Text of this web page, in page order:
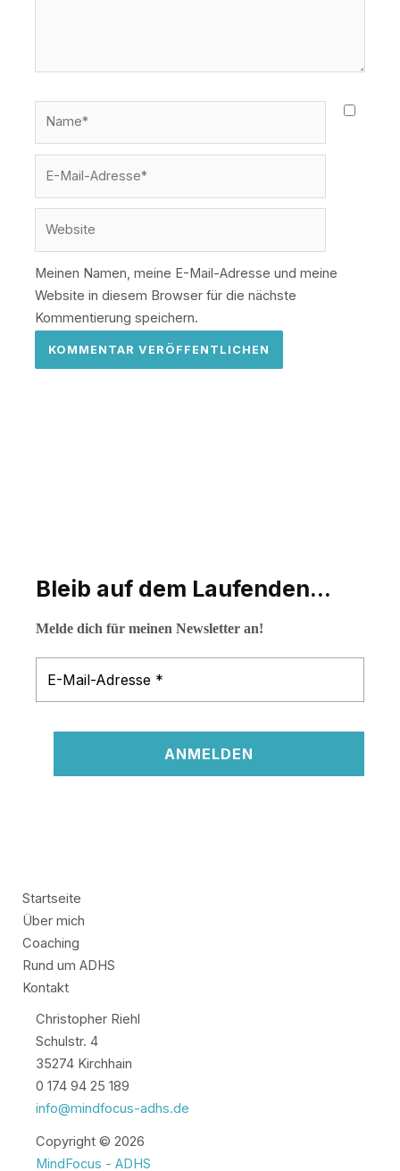
Adresse*
Meinen Namen, meine E-Mail-Adresse und meine
Website in diesem Browser für die nächste
Kommentierung speichern.
Bleib auf dem Laufenden...
Melde dich für meinen Newsletter an!
Startseite
Über mich
Coaching
Rund um ADHS
Kontakt
Christopher Riehl
Schulstr. 4
35274 Kirchhain
0 174 94 25 189
info@mindfocus-adhs.de
Copyright © 2026
MindFocus - ADHS